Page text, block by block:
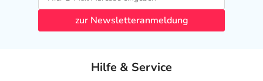
zur Newsletteranmeldung
Hilfe & Service